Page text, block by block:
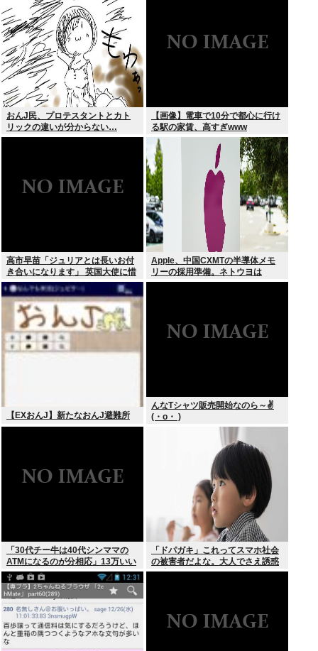
おんJ民、プロテスタントとカト
リックの違いが分からない…
【画像】電車で10分で都心に行け
る駅の家賃、高すぎwww
高市早苗「ジュリアとは長いお付
き合いになります」 英国大使に惜
別のメッセージ
Apple、中国CXMTの半導体メモ
リーの採用準備。ネトウヨは
Androidでも使っとけw
【EXおんJ】新たなおんJ避難所
んなTシャツ販売開始なのら～✌
(・o・ )
「30代チー牛は40代シンママの
ATMになるのが分相応」13万いい
ね ‍♀
「ドパガキ」これってスマホ社会
の被害者だよな。大人でさえ誘惑
に勝てないのに子供が耐えられる